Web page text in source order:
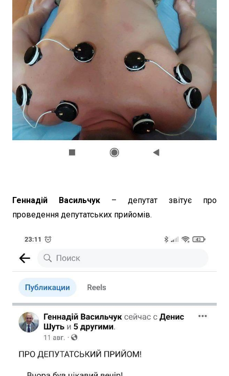
Геннадій Васильчук – депутат звітує про
проведення депутатських прийомів.